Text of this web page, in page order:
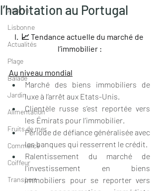
Algarve
Lisbonne
Actualités
Plage
Balade
Jardin
Alimentation
Fruits de mer
Commerce
Coiffeur
Transport
l’habitation au Portugal
I.  📈 Tendance actuelle du marché de
l’immobilier :
Au niveau mondial
Marché des biens immobiliers de
luxe à l’arrêt aux Etats-Unis.
Clientèle russe s’est reportée vers
les Émirats pour l’immobilier.
Période de défiance généralisée avec
les banques qui resserrent le crédit.
Ralentissement du marché de
l’investissement en biens
immobiliers pour se reporter vers